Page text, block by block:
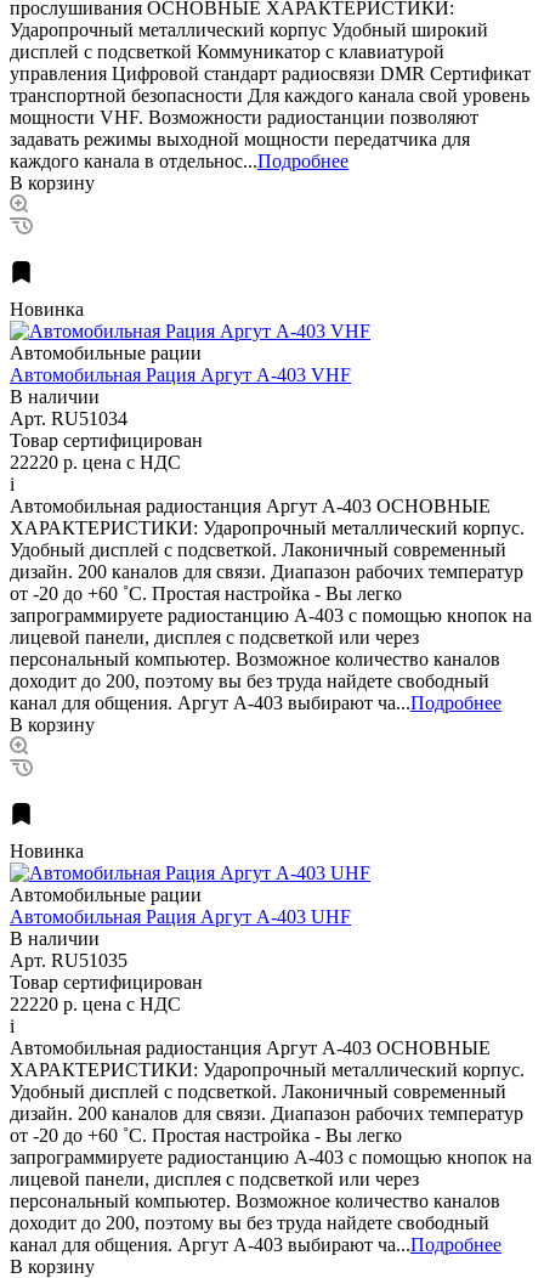
прослушивания ОСНОВНЫЕ ХАРАКТЕРИСТИКИ:
Ударопрочный металлический корпус Удобный широкий
дисплей с подсветкой Коммуникатор с клавиатурой
управления Цифровой стандарт радиосвязи DMR Сертификат
транспортной безопасности Для каждого канала свой уровень
мощности VHF. Возможности радиостанции позволяют
задавать режимы выходной мощности передатчика для
каждого канала в отдельнос...Подробнее
В корзину
Новинка
Автомобильные рации
Автомобильная Рация Аргут А-403 VHF
В наличии
Арт. RU51034
Товар сертифицирован
22220 р. цена с НДС
i
Автомобильная радиостанция Аргут А-403 ОСНОВНЫЕ
ХАРАКТЕРИСТИКИ: Ударопрочный металлический корпус.
Удобный дисплей с подсветкой. Лаконичный современный
дизайн. 200 каналов для связи. Диапазон рабочих температур
от -20 до +60 ˚С. Простая настройка - Вы легко
запрограммируете радиостанцию А-403 с помощью кнопок на
лицевой панели, дисплея с подсветкой или через
персональный компьютер. Возможное количество каналов
доходит до 200, поэтому вы без труда найдете свободный
канал для общения. Аргут А-403 выбирают ча...Подробнее
В корзину
Новинка
Автомобильные рации
Автомобильная Рация Аргут А-403 UHF
В наличии
Арт. RU51035
Товар сертифицирован
22220 р. цена с НДС
i
Автомобильная радиостанция Аргут А-403 ОСНОВНЫЕ
ХАРАКТЕРИСТИКИ: Ударопрочный металлический корпус.
Удобный дисплей с подсветкой. Лаконичный современный
дизайн. 200 каналов для связи. Диапазон рабочих температур
от -20 до +60 ˚С. Простая настройка - Вы легко
запрограммируете радиостанцию А-403 с помощью кнопок на
лицевой панели, дисплея с подсветкой или через
персональный компьютер. Возможное количество каналов
доходит до 200, поэтому вы без труда найдете свободный
канал для общения. Аргут А-403 выбирают ча...Подробнее
В корзину